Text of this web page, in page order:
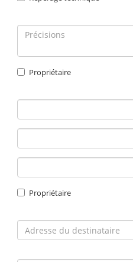
Propriétaire
Propriétaire